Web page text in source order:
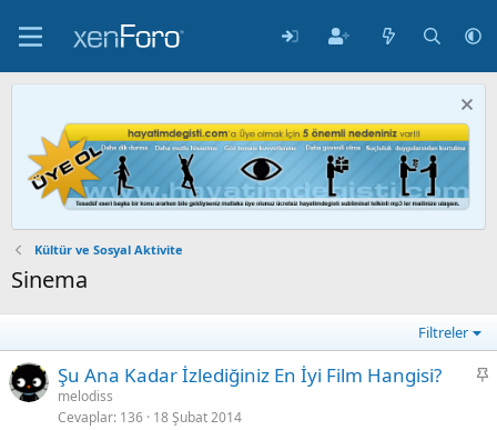
Kültür ve Sosyal Aktivite
Sinema
Filtreler
S
Şu Ana Kadar İzlediğiniz En İyi Film Hangisi?
melodiss
Cevaplar 136 18 Şubat 2014